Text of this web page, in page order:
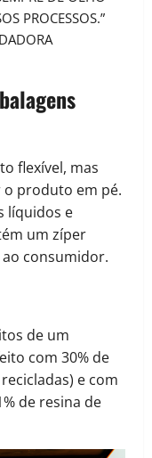
PROCESSOS.”
flexível, mas
produto em pé.
líquidos e
um zíper
consumidor.
de um
com 30% de
e com
de resina de